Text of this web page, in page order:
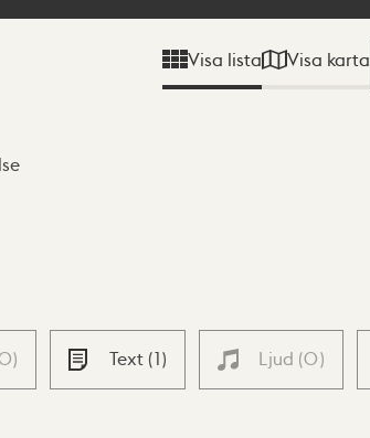
Visa lista Visa karta
) Text (1) Ljud (0)